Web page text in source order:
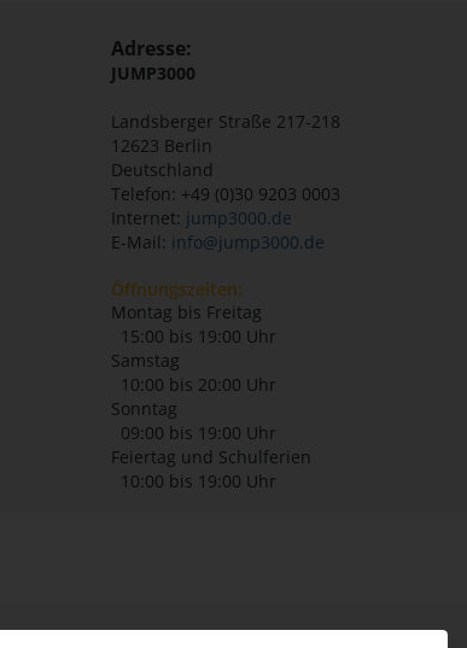
Adresse:
JUMP3000
Landsberger Straße 217-218
12623 Berlin
Deutschland
Telefon: +49 (0)30 9203 0003
Internet: jump3000.de
E-Mail: info@jump3000.de
Öffnungszeiten:
Montag bis Freitag
15:00 bis 19:00 Uhr
Samstag
10:00 bis 20:00 Uhr
Sonntag
09:00 bis 19:00 Uhr
Feiertag und Schulferien
10:00 bis 19:00 Uhr